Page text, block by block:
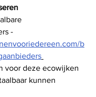
-
b
voor deze ecowijken
kunnen